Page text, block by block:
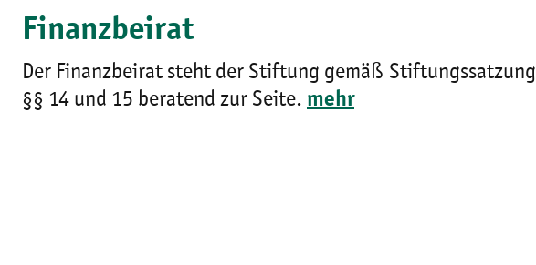
Finanzbeirat
Der Finanzbeirat steht der Stiftung gemäß Stiftungssatzung
§§ 14 und 15 beratend zur Seite. mehr